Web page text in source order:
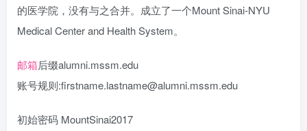
的医学院，没有与之合并。成立了一个Mount Sinai-NYU
Medical Center and Health System。
邮箱后缀alumni.mssm.edu
账号规则:firstname.lastname@alumni.mssm.edu
初始密码 MountSinai2017